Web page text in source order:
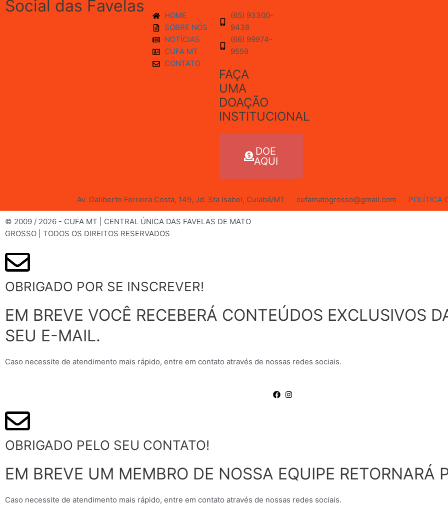
Social das Favelas
HOME
SOBRE NÓS
NOTÍCIAS
CUFA MT
CONTATO
(65) 93300-
9438
(66) 99974-
9559
FAÇA
UMA
DOAÇÃO
INSTITUCIONAL
DOE
AQUI
Av. Daliberto Ferreira Costa, 149, Jd. Sta Isabel, Cuiabá/MT cufamatogrosso@gmail.com POLÍTICA
© 2009 / 2026 - CUFA MT | CENTRAL ÚNICA DAS FAVELAS DE MATO
GROSSO | TODOS OS DIREITOS RESERVADOS
OBRIGADO POR SE INSCREVER!
EM BREVE VOCÊ RECEBERÁ CONTEÚDOS EXCLUSIVOS
SEU E-MAIL.
Caso necessite de atendimento mais rápido, entre em contato através de nossas redes sociais.
OBRIGADO PELO SEU CONTATO!
EM BREVE UM MEMBRO DE NOSSA EQUIPE RETORNARÁ
Caso necessite de atendimento mais rápido, entre em contato através de nossas redes sociais.